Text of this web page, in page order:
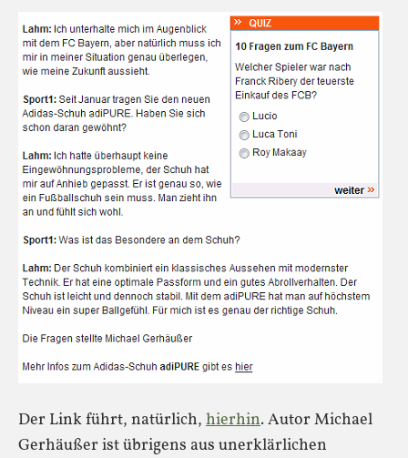
Der Link führt, natürlich, hierhin. Autor Michael
Gerhäußer ist übrigens aus unerklärlichen